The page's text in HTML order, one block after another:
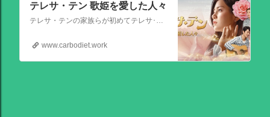
テレサ・テン 歌姫を愛した人々
テレサ・テンの家族らが初めてテレサ･テンの伝記的物語の撮影を許可した作品。テレサ・テンの伝説的な人生を誕生から描く。彼女がいかにして歌の道に踏み出し、いかにして一代の女王となったか、そしてその過程でいかにして苦悩と困難を乗り越えたか、その物語が披露される。
www.carbodiet.work